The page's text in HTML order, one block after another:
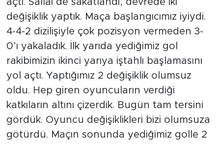
açtı. Sallai de sakatlandı, devrede iki
değişiklik yaptık. Maça başlangıcımız iyiydi.
4-4-2 dizilişiyle çok pozisyon vermeden 3-
0’ı yakaladık. İlk yarıda yediğimiz gol
rakibimizin ikinci yarıya iştahlı başlamasını
yol açtı. Yaptığımız 2 değişiklik olumsuz
oldu. Hep giren oyuncuların verdiği
katkıların altını çizerdik. Bugün tam tersini
gördük. Oyuncu değişiklikleri bizi olumsuza
götürdü. Maçın sonunda yediğimiz golle 2